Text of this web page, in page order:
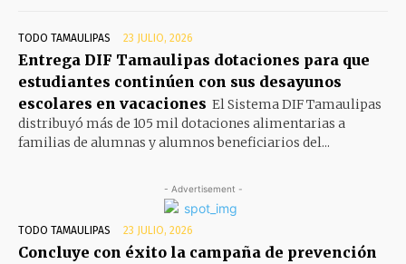
TODO TAMAULIPAS 23 JULIO, 2026
Entrega DIF Tamaulipas dotaciones para que
estudiantes continúen con sus desayunos
escolares en vacaciones El Sistema DIF Tamaulipas
distribuyó más de 105 mil dotaciones alimentarias a
familias de alumnas y alumnos beneficiarios del...
- Advertisement -
TODO TAMAULIPAS 23 JULIO, 2026
Concluye con éxito la campaña de prevención